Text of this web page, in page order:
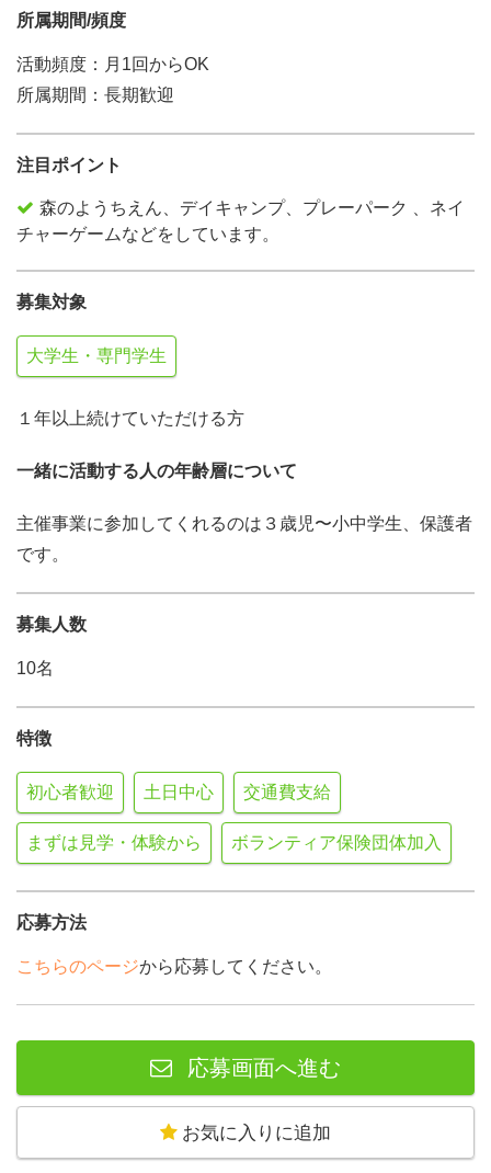
所属期間/頻度
活動頻度：月1回からOK
所属期間：長期歓迎
注目ポイント
森のようちえん、デイキャンプ、プレーパーク 、ネイ
チャーゲームなどをしています。
募集対象
大学生・専門学生
１年以上続けていただける方
一緒に活動する人の年齢層について
主催事業に参加してくれるのは３歳児〜小中学生、保護者
です。
募集人数
10名
特徴
初心者歓迎 土日中心 交通費支給
まずは見学・体験から ボランティア保険団体加入
応募方法
こちらのページから応募してください。
応募画面へ進む
お気に入りに追加